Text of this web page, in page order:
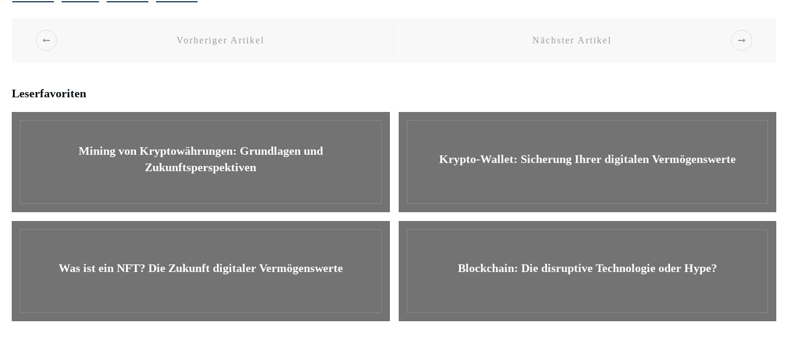
Vorheriger Artikel Nächster Artikel
Leserfavoriten
Mining von Kryptowährungen: Grundlagen und
Zukunftsperspektiven
Krypto-Wallet: Sicherung Ihrer digitalen Vermögenswerte
Was ist ein NFT? Die Zukunft digitaler Vermögenswerte Blockchain: Die disruptive Technologie oder Hype?